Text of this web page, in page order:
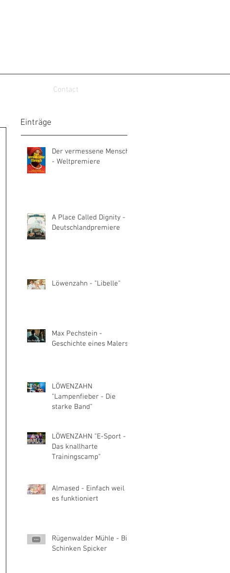
Contact
Einträge
Der vermessene Mensch
- Weltpremiere
A Place Called Dignity -
Deutschlandpremiere
Löwenzahn - "Libelle"
Max Pechstein -
Geschichte eines Malers
LÖWENZAHN
"Lampenfieber - Die
starke Band"
LÖWENZAHN "E-Sport -
Das knallharte
Trainingscamp"
Almased - Einfach weil
es funktioniert
Rügenwalder Mühle - Bio
Schinken Spicker